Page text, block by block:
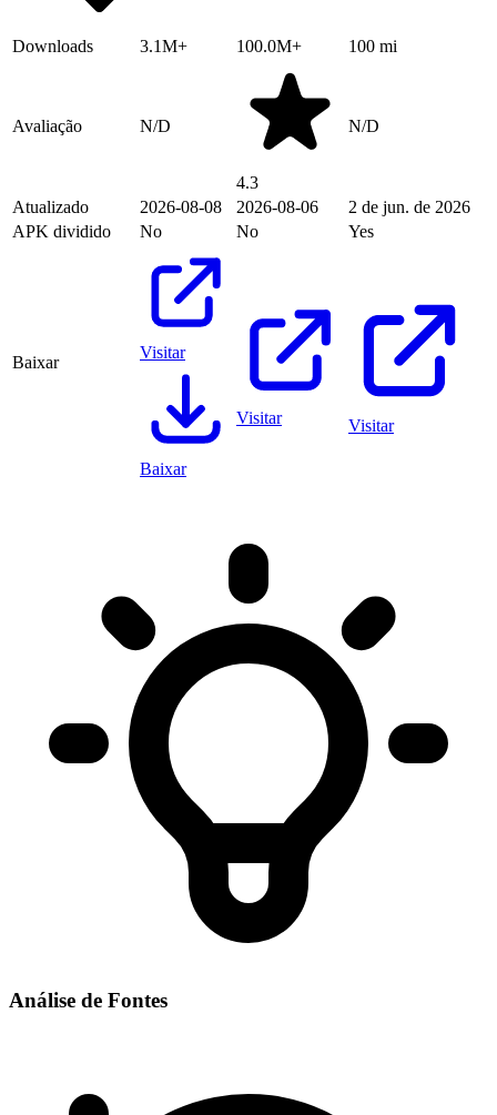
Downloads 3.1M+ 100.0M+ 100 mi
Avaliação N/D
4.3
N/D
Atualizado 2026-08-08 2026-08-06
2 de jun. de 2026
APK dividido
No No Yes
Baixar
Visitar
Baixar
Visitar Visitar
Análise de Fontes